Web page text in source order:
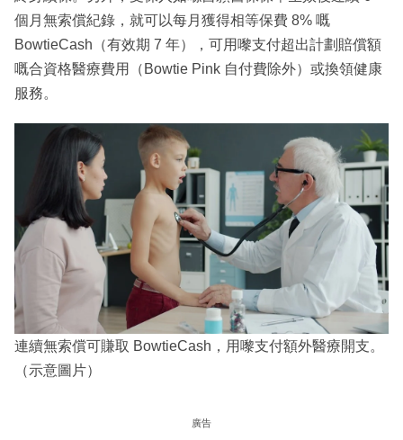
個月無索償紀錄，就可以每月獲得相等保費 8% 嘅
BowtieCash（有效期 7 年），可用嚟支付超出計劃賠償額
嘅合資格醫療費用（Bowtie Pink 自付費除外）或換領健康
服務。
連續無索償可賺取 BowtieCash，用嚟支付額外醫療開支。
（示意圖片）
廣告